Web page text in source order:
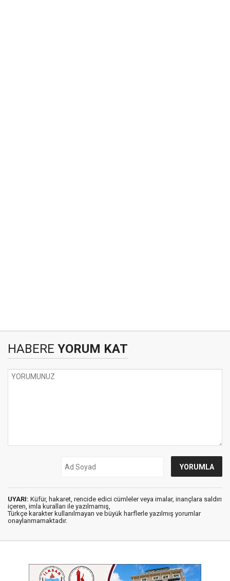
HABERE YORUM KAT
UYARI: Küfür, hakaret, rencide edici cümleler veya imalar, inançlara saldırı
içeren, imla kuralları ile yazılmamış,
Türkçe karakter kullanılmayan ve büyük harflerle yazılmış yorumlar
onaylanmamaktadır.